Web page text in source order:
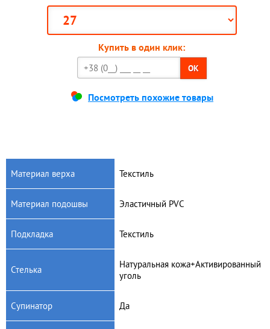
Купить в один клик:
OK
Посмотреть похожие товары
Материал верха Текстиль
Материал подошвы Эластичный PVC
Подкладка Текстиль
Стелька
Натуральная кожа+Активированный
уголь
Супинатор Да